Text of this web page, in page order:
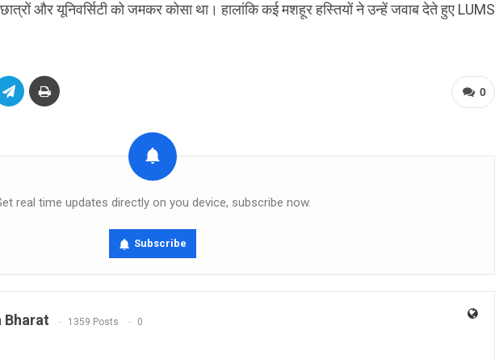
और यूनिवर्सिटी को जमकर कोसा था। हालांकि कई मशहूर हस्तियों ने उन्हें जवाब देते हुए LUMS
0
real time updates directly on you device, subscribe now.
Subscribe
Bharat 1359 Posts 0